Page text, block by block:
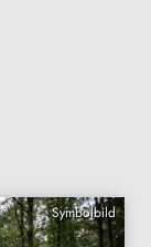
Symbolbild